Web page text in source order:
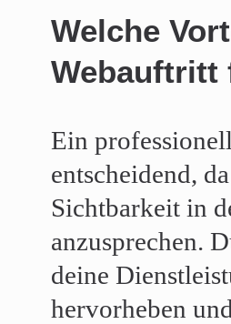
Welche
Webauftritt
Ein
entscheidend,
Sichtbarkeit in
anzusprechen.
deine
hervorheben